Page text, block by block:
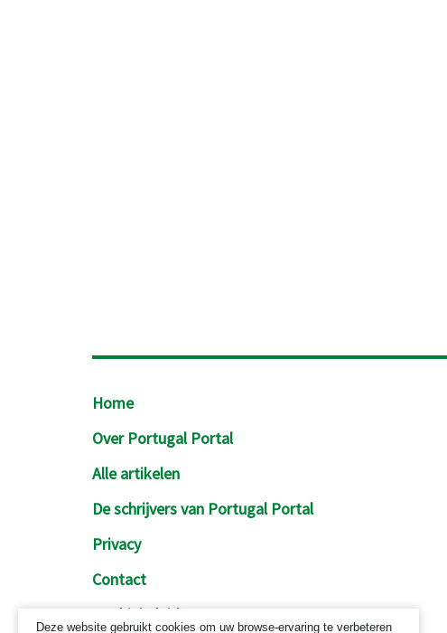
Footer
Home
Over Portugal Portal
Alle artikelen
De schrijvers van Portugal Portal
Privacy
Contact
Cookiebeleid
Deze website gebruikt cookies om uw browse-ervaring te verbeteren